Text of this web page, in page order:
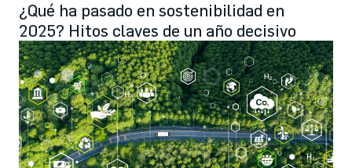
¿Qué ha pasado en sostenibilidad en
2025? Hitos claves de un año decisivo